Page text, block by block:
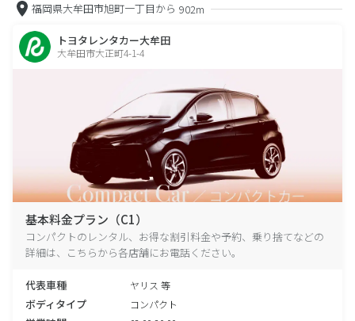
福岡県大牟田市旭町一丁目から 902m
トヨタレンタカー大牟田
大牟田市大正町4-1-4
基本料金プラン（C1）
コンパクトのレンタル、お得な割引料金や予約、乗り捨てなどの
詳細は、こちらから各店舗にお電話ください。
代表車種 ヤリス 等
ボディタイプ コンパクト